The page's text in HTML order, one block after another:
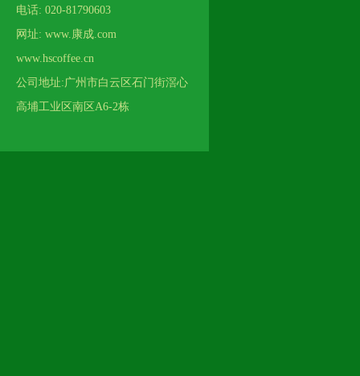
电话: 020-81790603
网址: www.康成.com
www.hscoffee.cn
公司地址:广州市白云区石门街滘心
高埔工业区南区A6-2栋